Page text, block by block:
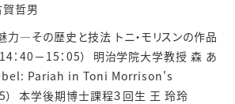
賀哲男
力―その歴史と技法 トニ・モリスンの作品
：40－15：05）
明治学院大学教授 森 あ
Pariah in Toni Morrison's
本学後期博士課程３回生 王 玲玲